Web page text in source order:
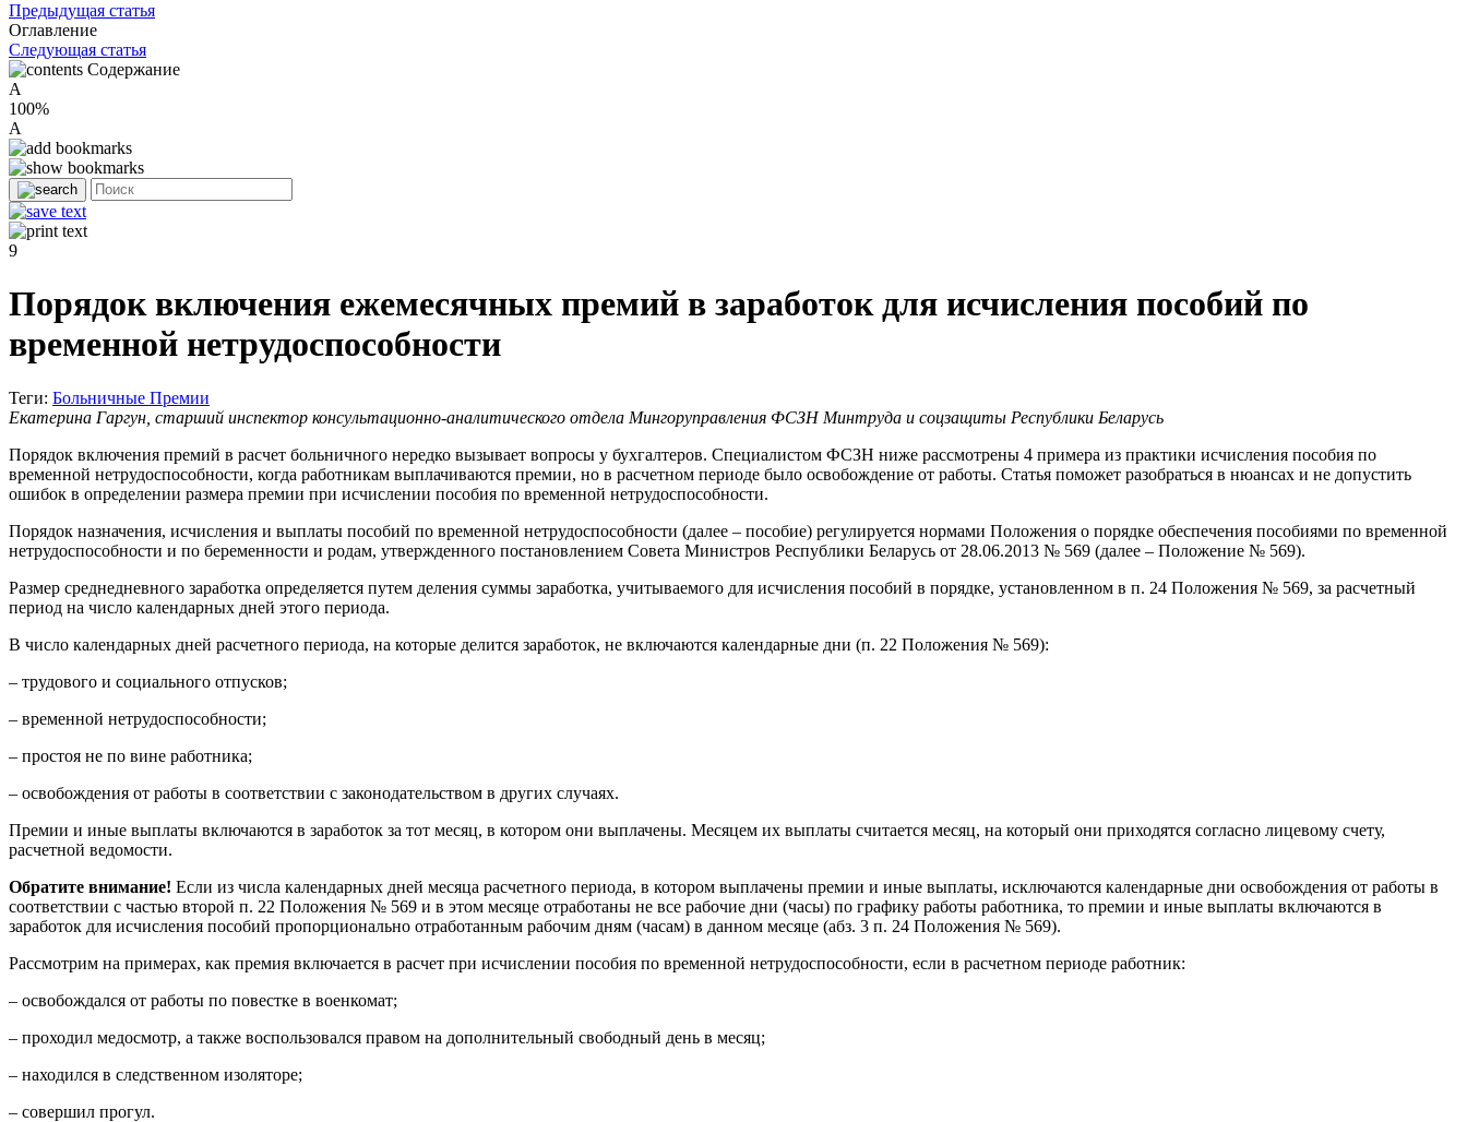
Предыдущая статья
Оглавление
Следующая статья
Содержание
A
100%
A
9
Порядок включения ежемесячных премий в заработок для исчисления пособий по
временной нетрудоспособности
Теги: Больничные Премии
Екатерина Гаргун, старший инспектор консультационно-аналитического отдела Мингоруправления ФСЗН Минтруда и соцзащиты Республики Беларусь
Порядок включения премий в расчет больничного нередко вызывает вопросы у бухгалтеров. Специалистом ФСЗН ниже рассмот­рены 4 примера из практики исчисления пособия по
временной нетрудоспособности, когда работникам выплачиваются премии, но в расчетном периоде было освобождение от работы. Статья поможет разобраться в нюансах и не допустить
ошибок в определении размера премии при исчислении пособия по временной нетрудоспособности.
Порядок назначения, исчисления и выплаты пособий по временной нетрудоспособности (далее – пособие) регулируется нормами Положения о порядке обеспечения пособиями по временной
нетрудоспособности и по беременности и родам, утвержденного постановлением Совета Министров Респуб­лики Беларусь от 28.06.2013 № 569 (далее – Положение № 569).
Размер среднедневного заработка определяется путем деления суммы заработка, учитываемого для исчисления пособий в порядке, установленном в п. 24 Положения № 569, за расчетный
период на число календарных дней этого периода.
В число календарных дней расчетного периода, на которые делится заработок, не включаются календарные дни (п. 22 Положения № 569):
– трудового и социального отпусков;
– временной нетрудоспособности;
– простоя не по вине работника;
– освобождения от работы в соответствии с законодательством в других случаях.
Премии и иные выплаты включаются в заработок за тот месяц, в котором они выплачены. Месяцем их выплаты считается месяц, на который они приходятся согласно лицевому счету,
расчетной ведомости.
Обратите внимание! Если из числа календарных дней месяца расчетного периода, в котором выплачены премии и иные выплаты, исключаются календарные дни освобождения от работы в
соответствии с частью второй п. 22 Положения № 569 и в этом месяце отработаны не все рабочие дни (часы) по графику работы работника, то премии и иные выплаты включаются в
заработок для исчисления пособий пропорционально отработанным рабочим дням (часам) в данном месяце (абз. 3 п. 24 Положения № 569).
Рассмотрим на примерах, как премия включается в расчет при исчислении пособия по временной нетрудоспособности, если в расчетном периоде работник:
– освобождался от работы по повестке в военкомат;
– проходил медосмотр, а также воспользовался правом на дополнительный свободный день в месяц;
– находился в следственном изоляторе;
– совершил прогул.